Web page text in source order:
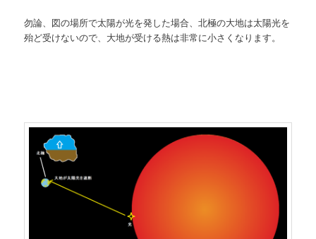
勿論、図の場所で太陽が光を発した場合、北極の大地は太陽光を
殆ど受けないので、大地が受ける熱は非常に小さくなります。